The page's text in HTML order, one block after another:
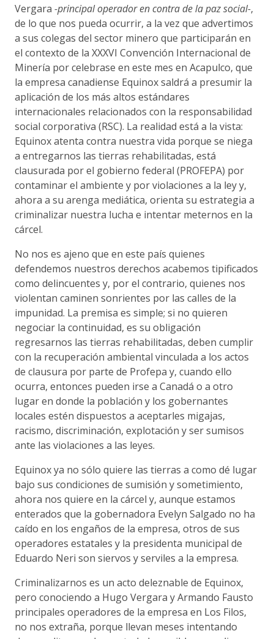
Vergara -principal operador en contra de la paz social-,
de lo que nos pueda ocurrir, a la vez que advertimos
a sus colegas del sector minero que participarán en
el contexto de la XXXVI Convención Internacional de
Minería por celebrase en este mes en Acapulco, que
la empresa canadiense Equinox saldrá a presumir la
aplicación de los más altos estándares
internacionales relacionados con la responsabilidad
social corporativa (RSC). La realidad está a la vista:
Equinox atenta contra nuestra vida porque se niega
a entregarnos las tierras rehabilitadas, está
clausurada por el gobierno federal (PROFEPA) por
contaminar el ambiente y por violaciones a la ley y,
ahora a su arenga mediática, orienta su estrategia a
criminalizar nuestra lucha e intentar meternos en la
cárcel.
No nos es ajeno que en este país quienes
defendemos nuestros derechos acabemos tipificados
como delincuentes y, por el contrario, quienes nos
violentan caminen sonrientes por las calles de la
impunidad. La premisa es simple; si no quieren
negociar la continuidad, es su obligación
regresarnos las tierras rehabilitadas, deben cumplir
con la recuperación ambiental vinculada a los actos
de clausura por parte de Profepa y, cuando ello
ocurra, entonces pueden irse a Canadá o a otro
lugar en donde la población y los gobernantes
locales estén dispuestos a aceptarles migajas,
racismo, discriminación, explotación y ser sumisos
ante las violaciones a las leyes.
Equinox ya no sólo quiere las tierras a como dé lugar
bajo sus condiciones de sumisión y sometimiento,
ahora nos quiere en la cárcel y, aunque estamos
enterados que la gobernadora Evelyn Salgado no ha
caído en los engaños de la empresa, otros de sus
operadores estatales y la presidenta municipal de
Eduardo Neri son siervos y serviles a la empresa.
Criminalizarnos es un acto deleznable de Equinox,
pero conociendo a Hugo Vergara y Armando Fausto
principales operadores de la empresa en Los Filos,
no nos extraña, porque llevan meses intentando